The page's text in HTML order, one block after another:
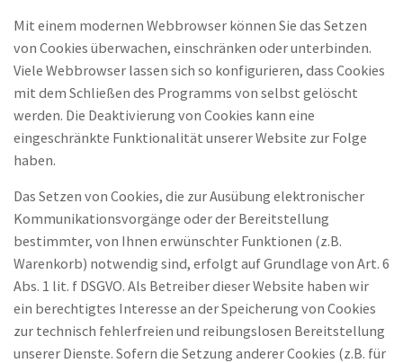
Mit einem modernen Webbrowser können Sie das Setzen
von Cookies überwachen, einschränken oder unterbinden.
Viele Webbrowser lassen sich so konfigurieren, dass Cookies
mit dem Schließen des Programms von selbst gelöscht
werden. Die Deaktivierung von Cookies kann eine
eingeschränkte Funktionalität unserer Website zur Folge
haben.
Das Setzen von Cookies, die zur Ausübung elektronischer
Kommunikationsvorgänge oder der Bereitstellung
bestimmter, von Ihnen erwünschter Funktionen (z.B.
Warenkorb) notwendig sind, erfolgt auf Grundlage von Art. 6
Abs. 1 lit. f DSGVO. Als Betreiber dieser Website haben wir
ein berechtigtes Interesse an der Speicherung von Cookies
zur technisch fehlerfreien und reibungslosen Bereitstellung
unserer Dienste. Sofern die Setzung anderer Cookies (z.B. für